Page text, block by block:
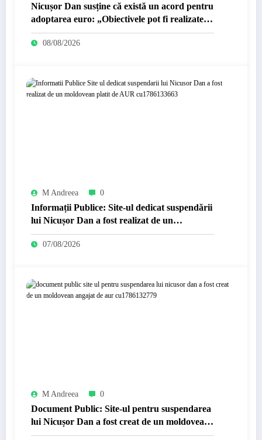
Nicușor Dan susține că există un acord pentru
adoptarea euro: „Obiectivele pot fi realizate
dacă…
08/08/2026
M Andreea 0
Informații Publice: Site-ul dedicat suspendării
lui Nicușor Dan a fost realizat de un
moldovean plătit de AUR cu…
07/08/2026
M Andreea 0
Document Public: Site-ul pentru suspendarea
lui Nicușor Dan a fost creat de un moldovean
angajat de AUR cu…